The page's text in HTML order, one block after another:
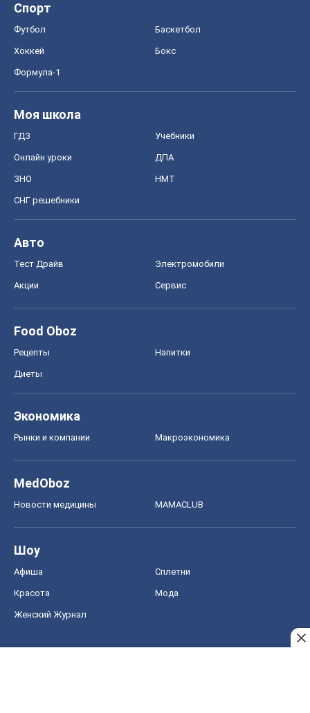
Спорт
Футбол Баскетбол
Хоккей Бокс
Формула-1
Моя школа
ГДЗ Учебники
Онлайн уроки ДПА
ЗНО НМТ
СНГ решебники
Авто
Тест Драйв Электромобили
Акции Сервис
Food Oboz
Рецепты Напитки
Диеты
Экономика
Рынки и компании Mакроэкономика
MedOboz
Новости медицины MAMACLUB
Шоу
Афиша Сплетни
Красота Мода
Женский Журнал